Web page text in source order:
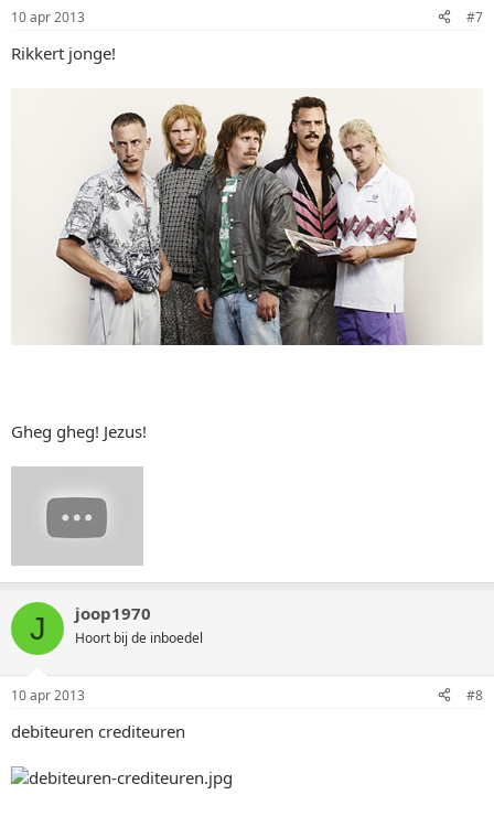
10 apr 2013 #7
Rikkert jonge!
Gheg gheg! Jezus!
J joop1970
Hoort bij de inboedel
10 apr 2013 #8
debiteuren crediteuren